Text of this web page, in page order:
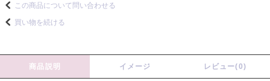
この商品について問い合わせる
買い物を続ける
商品説明 イメージ レビュー(0)